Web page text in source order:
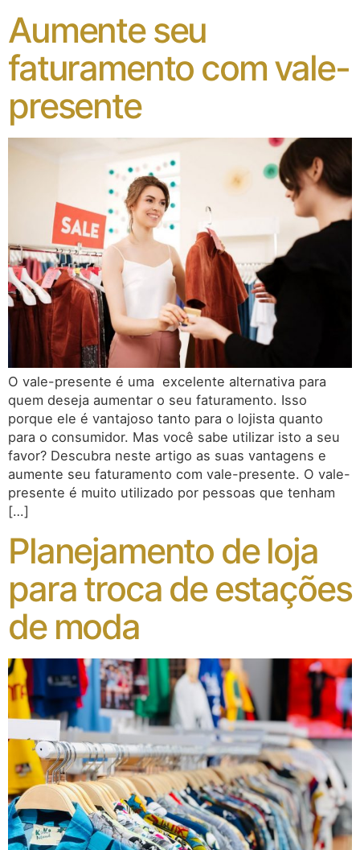
Aumente seu
faturamento com vale-
presente
O vale-presente é uma excelente alternativa para
quem deseja aumentar o seu faturamento. Isso
porque ele é vantajoso tanto para o lojista quanto
para o consumidor. Mas você sabe utilizar isto a seu
favor? Descubra neste artigo as suas vantagens e
aumente seu faturamento com vale-presente. O vale-
presente é muito utilizado por pessoas que tenham
[…]
Planejamento de loja
para troca de estações
de moda